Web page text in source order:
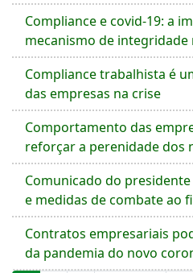
Compliance e covid-19: a
mecanismo de
Compliance trabalhista é
das empresas na crise
Comportamento das
reforçar a perenidade dos
Comunicado do
e medidas de combate ao
Contratos empresariais
da pandemia do novo